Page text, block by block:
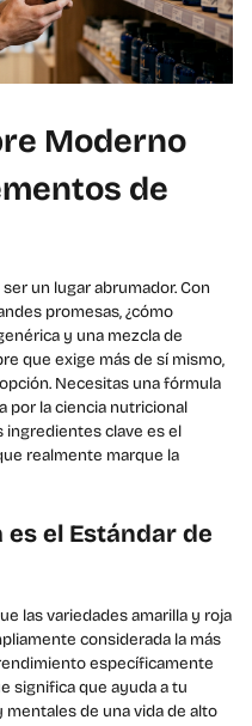
Moderno
de
un lugar abrumador. Con
promesas, ¿cómo
y una mezcla de
que exige más de sí mismo,
Necesitas una fórmula
por la ciencia nutricional
ingredientes clave es el
realmente marque la
es el Estándar de
las variedades amarilla y roja
considerada la más
específicamente
significa que ayuda a tu
mentales de una vida de alto